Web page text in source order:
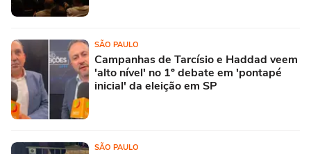
SÃO PAULO
Campanhas de Tarcísio e Haddad veem
'alto nível' no 1º debate em 'pontapé
inicial' da eleição em SP
SÃO PAULO